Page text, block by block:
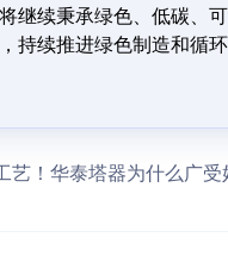
继续秉承绿色、低碳、
持续推进绿色制造和循
艺！华泰塔器为什么广受